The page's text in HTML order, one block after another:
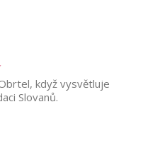
když vysvětluje
Slovanů.